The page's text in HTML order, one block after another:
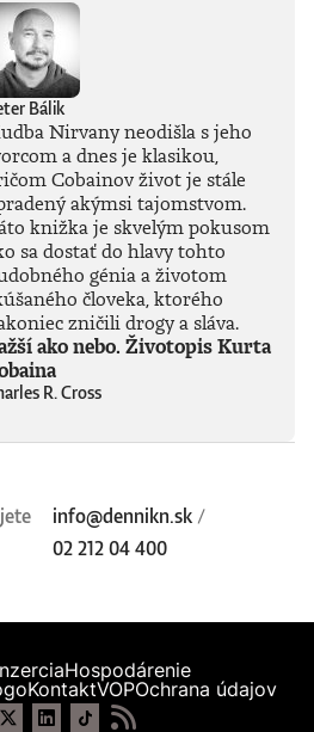
a
Bálik
Nirvany neodišla s jeho
a dnes je klasikou,
Cobainov život je stále
akýmsi tajomstvom.
knižka je skvelým pokusom
sa dostať do hlavy tohto
génia a životom
človeka, ktorého
zničili drogy a sláva.
ako nebo. Životopis Kurta
R. Cross
info@dennikn.sk /
02 212 04 400
Hospodárenie
KontaktVOPOchrana údajov